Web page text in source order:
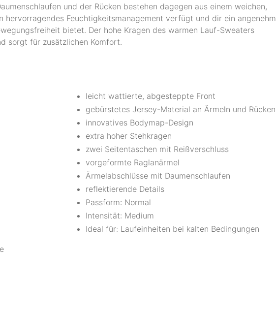
und der Rücken bestehen dagegen aus einem weichen,
hervorragendes Feuchtigkeitsmanagement verfügt und dir ein angenehm
bietet. Der hohe Kragen des warmen Lauf-Sweaters
sorgt für zusätzlichen Komfort.
leicht wattierte, abgesteppte Front
gebürstetes Jersey-Material an Ärmeln und Rücken
innovatives Bodymap-Design
extra hoher Stehkragen
zwei Seitentaschen mit Reißverschluss
vorgeformte Raglanärmel
Ärmelabschlüsse mit Daumenschlaufen
reflektierende Details
Passform: Normal
Intensität: Medium
Ideal für: Laufeinheiten bei kalten Bedingungen